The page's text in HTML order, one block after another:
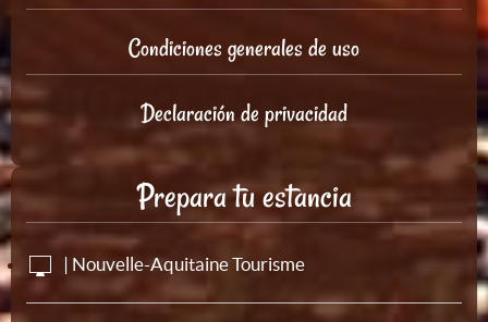
Condiciones generales de uso
Declaración de privacidad
Prepara tu estancia
| Nouvelle-Aquitaine Tourisme